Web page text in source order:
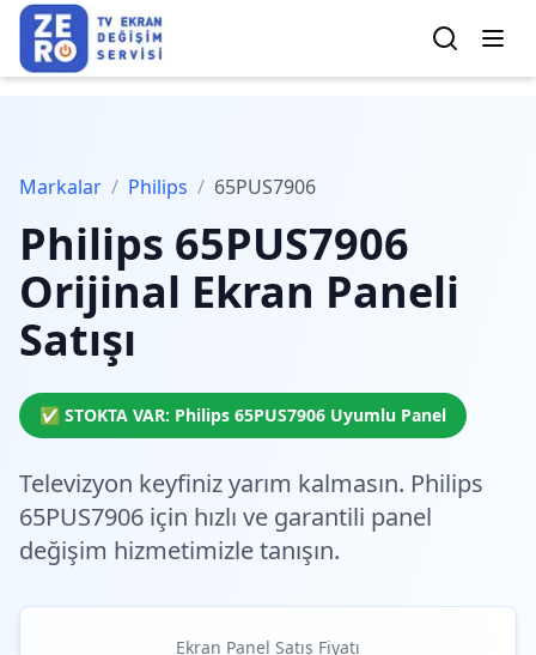
Markalar / Philips / 65PUS7906
Philips 65PUS7906
Orijinal Ekran Paneli
Satışı
✅ STOKTA VAR: Philips 65PUS7906 Uyumlu Panel
Televizyon keyfiniz yarım kalmasın. Philips
65PUS7906 için hızlı ve garantili panel
değişim hizmetimizle tanışın.
Ekran Panel Satış Fiyatı